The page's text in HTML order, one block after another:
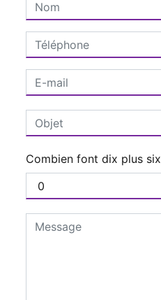
Combien font dix plus six